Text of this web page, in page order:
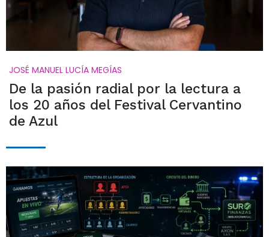
JOSÉ MANUEL LUCÍA MEGÍAS
De la pasión radial por la lectura a
los 20 años del Festival Cervantino
de Azul